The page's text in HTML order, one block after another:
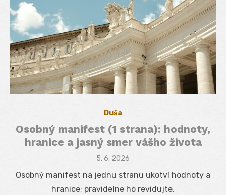
Duša
Osobný manifest (1 strana): hodnoty,
hranice a jasný smer vášho života
Posted
5. 6. 2026
Osobný manifest na jednu stranu ukotví hodnoty a
hranice; pravidelne ho revidujte.